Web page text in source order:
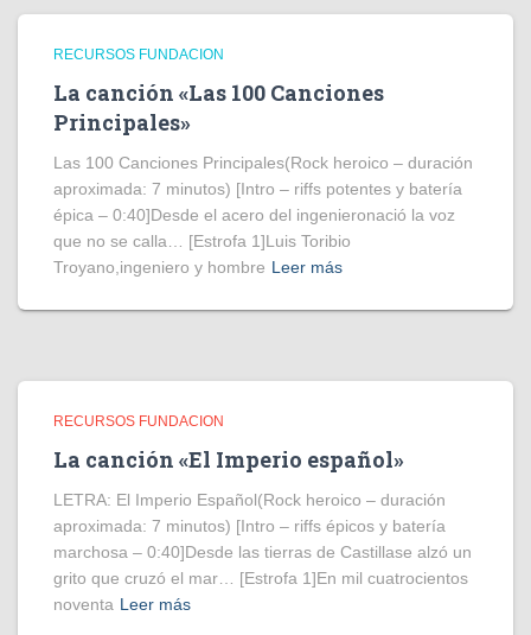
RECURSOS FUNDACION
La canción «Las 100 Canciones
Principales»
Las 100 Canciones Principales(Rock heroico – duración
aproximada: 7 minutos) [Intro – riffs potentes y batería
épica – 0:40]Desde el acero del ingenieronació la voz
que no se calla… [Estrofa 1]Luis Toribio
Troyano,ingeniero y hombre Leer más
RECURSOS FUNDACION
La canción «El Imperio español»
LETRA: El Imperio Español(Rock heroico – duración
aproximada: 7 minutos) [Intro – riffs épicos y batería
marchosa – 0:40]Desde las tierras de Castillase alzó un
grito que cruzó el mar… [Estrofa 1]En mil cuatrocientos
noventa Leer más